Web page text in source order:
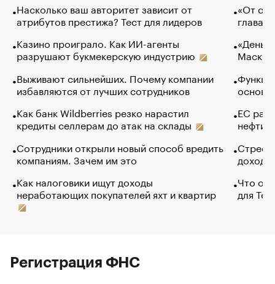
Насколько ваш авторитет зависит от
атрибутов престижа? Тест для лидеров
Казино проиграло. Как ИИ-агенты
разрушают букмекерскую индустрию
Выживают сильнейших. Почему компании
избавляются от лучших сотрудников
Как банк Wildberries резко нарастил
кредиты селлерам до атак на склады
Сотрудники открыли новый способ вредить
компаниям. Зачем им это
Как налоговики ищут доходы
неработающих покупателей яхт и квартир
«От
глава
Маск в
основ
ЕС
нефти
Что
для
Регистрация ФНС